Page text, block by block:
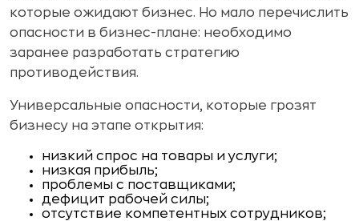
которые ожидают бизнес. Но мало перечислить
опасности в бизнес-плане: необходимо
заранее разработать стратегию
противодействия.
Универсальные опасности, которые грозят
бизнесу на этапе открытия:
низкий спрос на товары и услуги;
низкая прибыль;
проблемы с поставщиками;
дефицит рабочей силы;
отсутствие компетентных сотрудников;